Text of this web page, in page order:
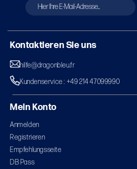
Kontaktieren Sie uns
hilfe@dragonbleu.fr
Kundenservice : +49 214 47099990
Mein Konto
Anmelden
Registrieren
Empfehlungsseite
DB Pass